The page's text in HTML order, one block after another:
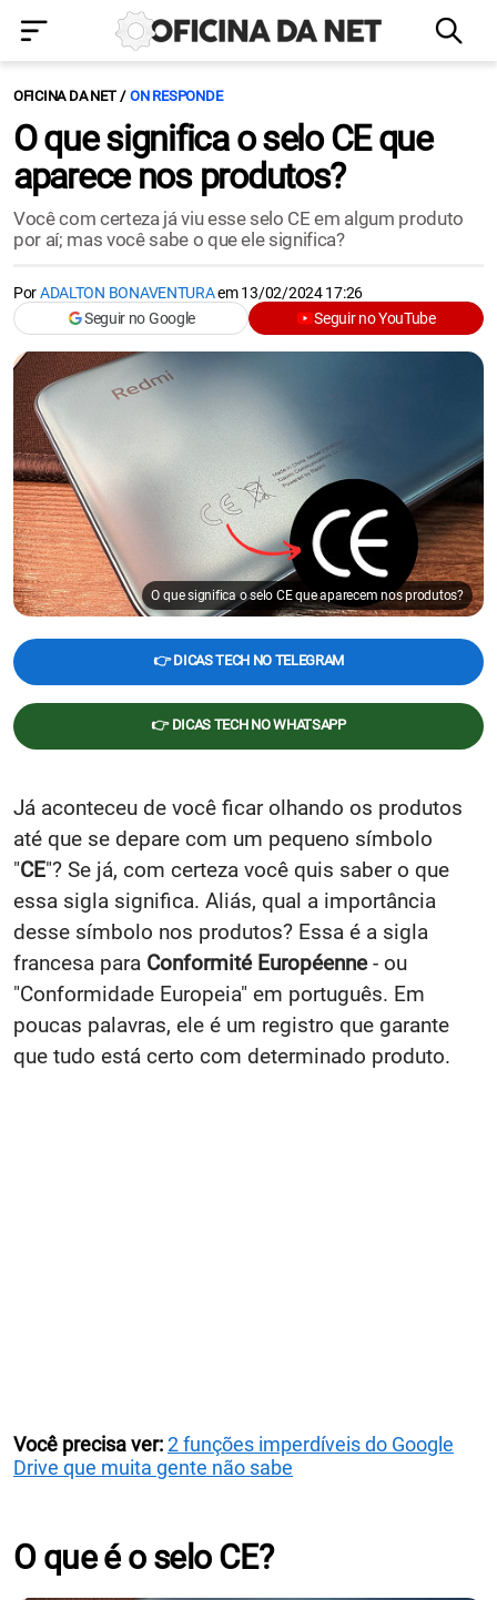
OFICINA DA NET ON RESPONDE
O que significa o selo CE que
aparece nos produtos?
Você com certeza já viu esse selo CE em algum produto
por aí; mas você sabe o que ele significa?
PorADALTON BONAVENTURAem13/02/2024 17:26
Seguir no Google
Seguir no YouTube
O que significa o selo CE que aparecem nos produtos?
👉 DICAS TECH NO TELEGRAM
👉 DICAS TECH NO WHATSAPP
Já aconteceu de você ficar olhando os produtos
até que se depare com um pequeno símbolo
"CE"? Se já, com certeza você quis saber o que
essa sigla significa. Aliás, qual a importância
desse símbolo nos produtos? Essa é a sigla
francesa para Conformité Européenne- ou
"Conformidade Europeia" em português. Em
poucas palavras, ele é um registro que garante
que tudo está certo com determinado produto.
Você precisa ver:2 funções imperdíveis do Google
Drive que muita gente não sabe
O que é o selo CE?